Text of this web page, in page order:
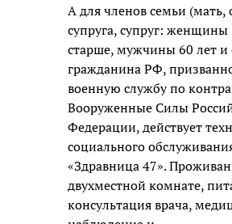
А для членов семьи (мать,
супруга, супруг: женщины
старше, мужчины 60 лет и
гражданина РФ,
военную службу по
Вооруженные Силы
Федерации, действует
социального
«Здравница 47».
двухместной комнате,
консультация врача,